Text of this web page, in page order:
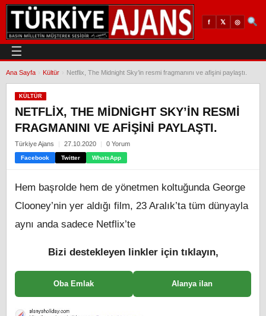
f 𝕏 ◎
☰
Ana Sayfa Kültür Netflix, The Midnight Sky’in resmi fragmanını ve afişini paylaştı.
KÜLTÜR
NETFLIX, THE MIDNIGHT SKY’IN RESMI
FRAGMANINI VE AFIŞINI PAYLAŞTI.
Türkiye Ajans 27.10.2020 0 Yorum
Facebook Twitter WhatsApp
Hem başrolde hem de yönetmen koltuğunda George
Clooney’nin yer aldığı film, 23 Aralık’ta tüm dünyayla
aynı anda sadece Netflix’te
Bizi destekleyen linkler için tıklayın,
Oba Emlak Alanya ilan